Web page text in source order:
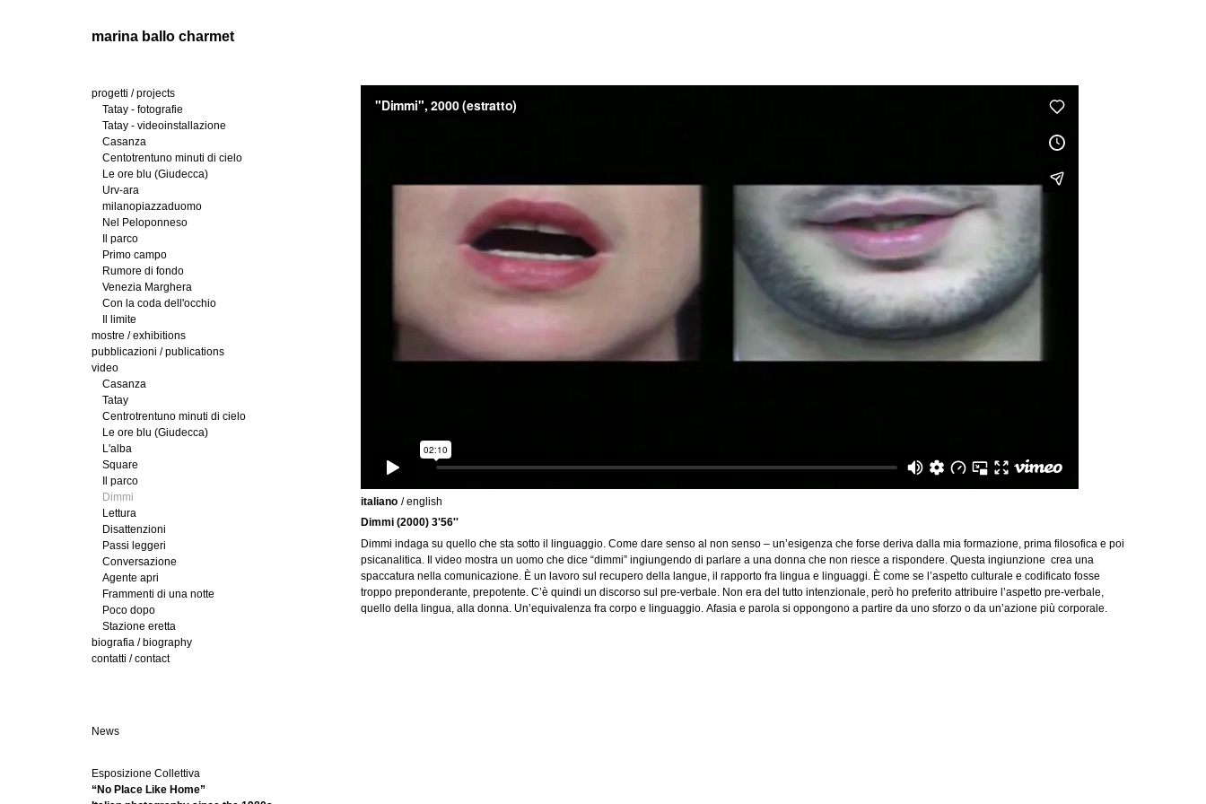
marina ballo charmet
l
i
n
italiano (s
c
e
d
a
at
ti
/ english
Dimmi (2000) 3'56''
Dimmi indaga su quello che sta sotto il linguaggio. Come dare senso al non senso – un’esigenza che forse deriva dalla mia formazione, prima filosofica e poi
psicanalitica. Il video mostra un uomo che dice “dimmi” ingiungendo di parlare a una donna che non riesce a rispondere. Questa ingiunzione crea una
spaccatura nella comunicazione. È un lavoro sul recupero della langue, il rapporto fra lingua e linguaggi. È come se l’aspetto culturale e codificato fosse
troppo preponderante, prepotente. C’è quindi un discorso sul pre-verbale. Non era del tutto intenzionale, però ho preferito attribuire l’aspetto pre-verbale,
quello della lingua, alla donna. Un’equivalenza fra corpo e linguaggio. Afasia e parola si oppongono a partire da uno sforzo o da un’azione più corporale.
progetti / projects
Tatay - fotografie
Tatay - videoinstallazione
Casanza
Centotrentuno minuti di cielo
Le ore blu (Giudecca)
Urv-ara
milanopiazzaduomo
Nel Peloponneso
Il parco
Primo campo
Rumore di fondo
Venezia Marghera
Con la coda dell'occhio
Il limite
mostre / exhibitions
pubblicazioni / publications
video
Casanza
Tatay
Centrotrentuno minuti di cielo
Le ore blu (Giudecca)
L'alba
Square
Il parco
Dimmi
Lettura
Disattenzioni
Passi leggeri
Conversazione
Agente apri
Frammenti di una notte
Poco dopo
Stazione eretta
biografia / biography
contatti / contact
News
Esposizione Collettiva
“No Place Like Home”